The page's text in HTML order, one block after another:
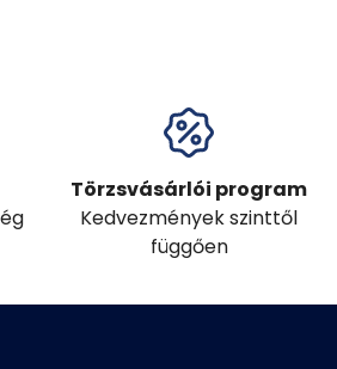
Törzsvásárlói program
Kedvezmények szinttől
függően